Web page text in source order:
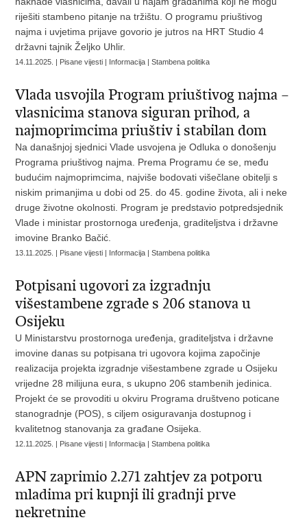
riješiti stambeno pitanje na tržištu. O programu priuštivog
najma i uvjetima prijave govorio je jutros na HRT Studio 4
državni tajnik Željko Uhlir.
14.11.2025. | Pisane vijesti | Informacija | Stambena politika
Vlada usvojila Program priuštivog najma –
vlasnicima stanova siguran prihod, a
najmoprimcima priuštiv i stabilan dom
Na današnjoj sjednici Vlade usvojena je Odluka o donošenju
Programa priuštivog najma. Prema Programu će se, među
budućim najmoprimcima, najviše bodovati višečlane obitelji s
niskim primanjima u dobi od 25. do 45. godine života, ali i neke
druge životne okolnosti. Program je predstavio potpredsjednik
Vlade i ministar prostornoga uređenja, graditeljstva i državne
imovine Branko Bačić.
13.11.2025. | Pisane vijesti | Informacija | Stambena politika
Potpisani ugovori za izgradnju
višestambene zgrade s 206 stanova u
Osijeku
U Ministarstvu prostornoga uređenja, graditeljstva i državne
imovine danas su potpisana tri ugovora kojima započinje
realizacija projekta izgradnje višestambene zgrade u Osijeku
vrijedne 28 milijuna eura, s ukupno 206 stambenih jedinica.
Projekt će se provoditi u okviru Programa društveno poticane
stanogradnje (POS), s ciljem osiguravanja dostupnog i
kvalitetnog stanovanja za građane Osijeka.
12.11.2025. | Pisane vijesti | Informacija | Stambena politika
APN zaprimio 2.271 zahtjev za potporu
mladima pri kupnji ili gradnji prve
nekretnine